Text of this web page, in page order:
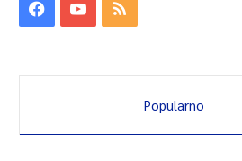
Popularno